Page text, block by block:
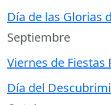
Día de las Glorias
Septiembre
Viernes de Fiestas
Día del